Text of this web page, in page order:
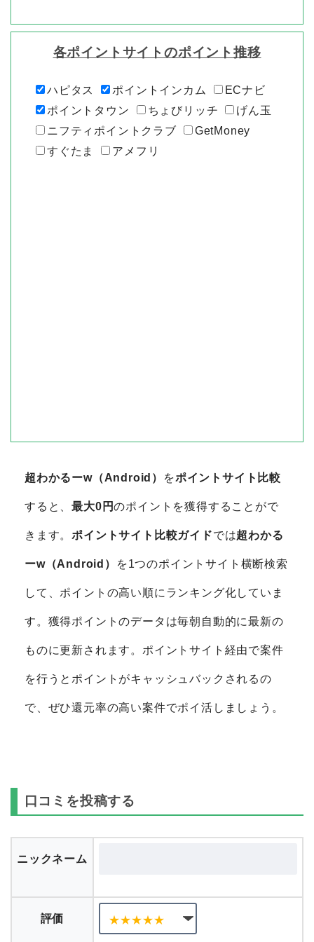
各ポイントサイトのポイント推移
ハピタス ポイントインカム
ECナビ
ポイントタウン
ちょびリッチ
げん玉
ニフティポイントクラブ
GetMoney
すぐたま
アメフリ
超わかるーw（Android） をポイントサイト比較
すると、最大0円のポイントを獲得することがで
きます。ポイントサイト比較ガイドでは超わかる
ーw（Android） を1つのポイントサイト横断検索
して、ポイントの高い順にランキング化していま
す。獲得ポイントのデータは毎朝自動的に最新の
ものに更新されます。ポイントサイト経由で案件
を行うとポイントがキャッシュバックされるの
で、ぜひ還元率の高い案件でポイ活しましょう。
口コミを投稿する
ニックネーム
評価